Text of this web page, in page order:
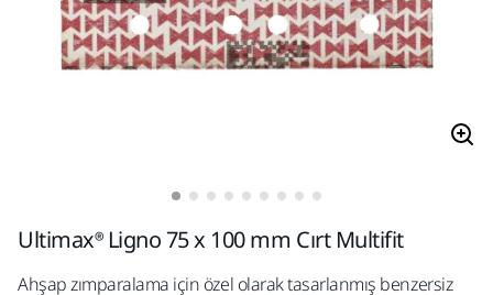
Ultimax® Ligno 75 x 100 mm Cırt Multifit
Ahşap zımparalama için özel olarak tasarlanmış benzersiz